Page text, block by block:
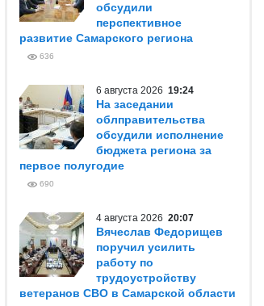
обсудили
перспективное
развитие Самарского региона
636
6 августа 2026 19:24
На заседании
облправительства
обсудили исполнение
бюджета региона за
первое полугодие
690
4 августа 2026 20:07
Вячеслав Федорищев
поручил усилить
работу по
трудоустройству
ветеранов СВО в Самарской области